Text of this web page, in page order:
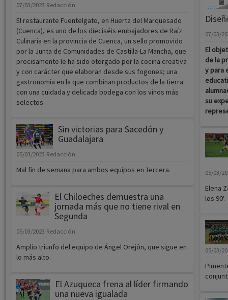
07/03/2023 Redacción
El restaurante Fuentelgato, en Huerta del Marquesado
(Cuenca), es uno de los dieciséis embajadores de Raíz
Culinaria en la provincia de Cuenca, un sello promovido
por la Junta de Comunidades de Castilla-La Mancha, que
precisamente le ha sido otorgado por la cocina creativa
y con carácter que elaboran desde sus fogones; una
gastronomía en la que combinan productos de la tierra
con una cuidada y delicada bodega con los vinos más
selectos.
Sin victorias para Sacedón y
Guadalajara
05/03/2023 Redacción
Mal fin de semana para ambos equipos en Tercera.
El Chiloeches demuestra una
jornada más que no tiene rival en
Segunda
05/03/2023 Redacción
Amplio triunfo del equipo de Ángel Orejón, que sigue en
lo más alto.
El Azuqueca frena al líder firmando
una nueva igualada
07/03/
El
de la
y para
su
05/03/
Elena
los 90'.
05/03/